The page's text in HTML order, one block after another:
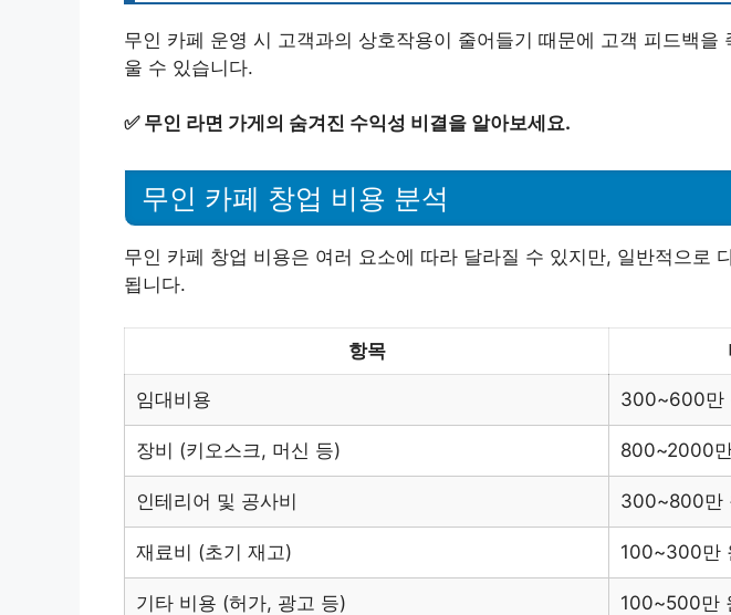
무인 카페 운영 시 고객과의 상호작용이 줄어들기 때문에 고객 피드백을
울 수 있습니다.
✅ 무인 라면 가게의 숨겨진 수익성 비결을 알아보세요.
무인 카페 창업 비용 분석
무인 카페 창업 비용은 여러 요소에 따라 달라질 수 있지만, 일반적으로
됩니다.
항목
임대비용 300~600만
장비 (키오스크, 머신 등) 800~2000
인테리어 및 공사비 300~800만
재료비 (초기 재고) 100~300만
기타 비용 (허가, 광고 등) 100~500만